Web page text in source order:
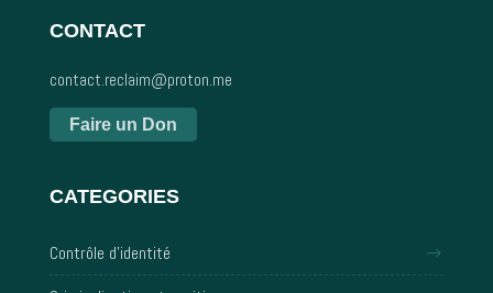
CONTACT
contact.reclaim@proton.me
Faire un Don
CATEGORIES
Contrôle d'identité